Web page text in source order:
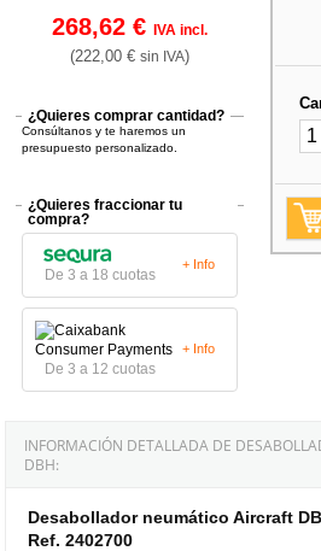
268,62 €IVA incl.
(222,00 €sin IVA)
¿Quieres comprar cantidad?
Consúltanos y te haremos un
presupuesto personalizado.
¿Quieres fraccionar tu
compra?
De 3 a 18 cuotas
+ Info
De 3 a 12 cuotas
+ Info
INFORMACIÓN DETALLADA DE
DBH:
Desabollador neumático Aircraft
Ref. 2402700